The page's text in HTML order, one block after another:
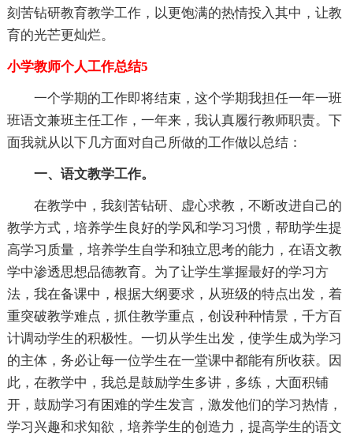
刻苦钻研教育教学工作，以更饱满的热情投入其中，让教
育的光芒更灿烂。
小学教师个人工作总结5
一个学期的工作即将结束，这个学期我担任一年一班
班语文兼班主任工作，一年来，我认真履行教师职责。下
面我就从以下几方面对自己所做的工作做以总结：
一、语文教学工作。
在教学中，我刻苦钻研、虚心求教，不断改进自己的
教学方式，培养学生良好的学风和学习习惯，帮助学生提
高学习质量，培养学生自学和独立思考的能力，在语文教
学中渗透思想品德教育。为了让学生掌握最好的学习方
法，我在备课中，根据大纲要求，从班级的特点出发，着
重突破教学难点，抓住教学重点，创设种种情景，千方百
计调动学生的积极性。一切从学生出发，使学生成为学习
的主体，务必让每一位学生在一堂课中都能有所收获。因
此，在教学中，我总是鼓励学生多讲，多练，大面积铺
开，鼓励学习有困难的学生发言，激发他们的学习热情，
学习兴趣和求知欲，培养学生的创造力，提高学生的语文